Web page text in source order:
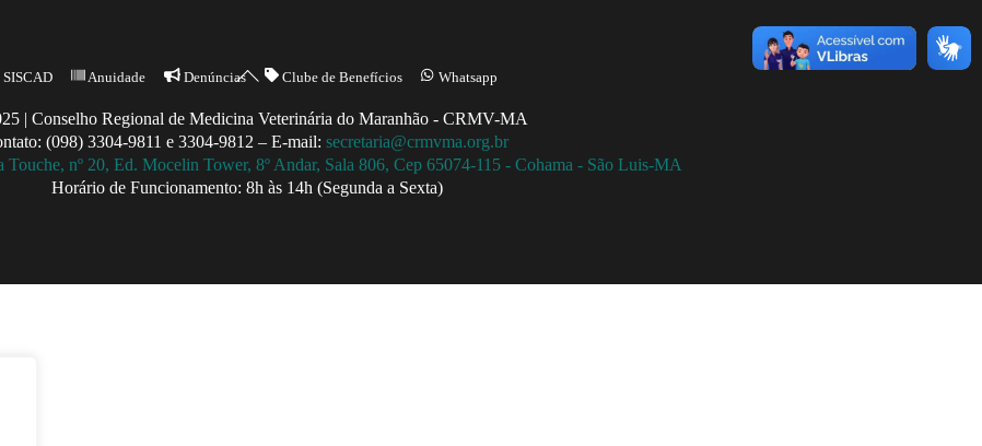
Back
Top
SISCAD Anuidade Denúncias Clube de Benefícios Whatsapp
| Conselho Regional de Medicina Veterinária do Maranhão - CRMV-MA
(098) 3304-9811 e 3304-9812 – E-mail: secretaria@crmvma.org.br
Touche, nº 20, Ed. Mocelin Tower, 8º Andar, Sala 806, Cep 65074-115 - Cohama - São Luis-MA
Horário de Funcionamento: 8h às 14h (Segunda a Sexta)